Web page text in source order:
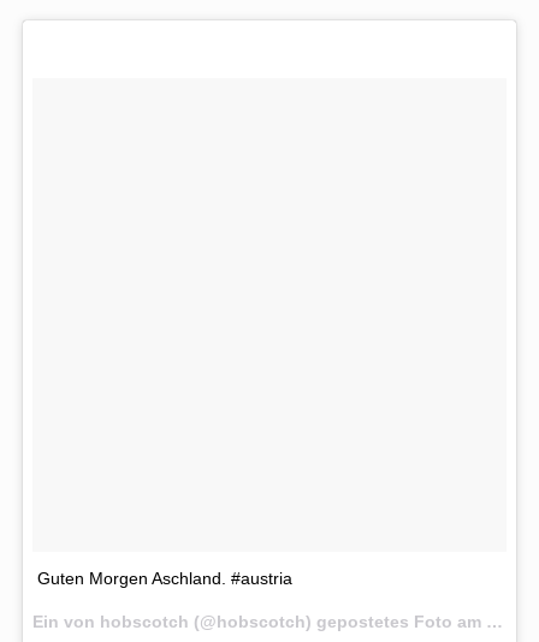
Guten Morgen Aschland. #austria
Ein von hobscotch (@hobscotch) gepostetes Foto am
28.